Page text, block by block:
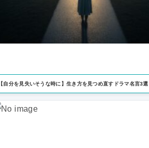
【自分を見失いそうな時に】生き方を見つめ直すドラマ名言3選